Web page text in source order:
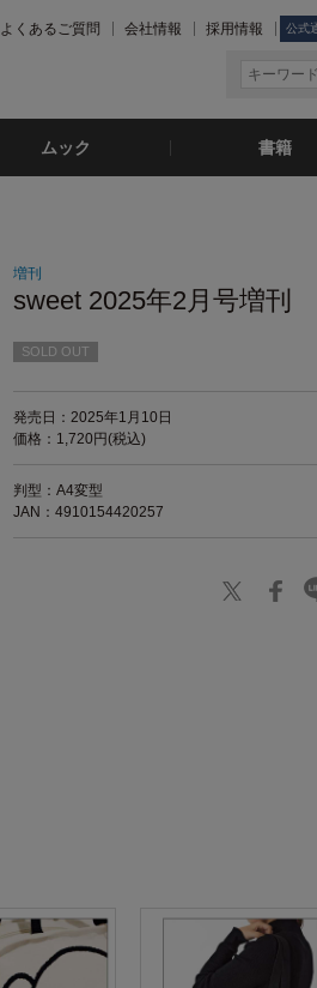
よくあるご質問 会社情報 採用情報 公式
ムック 書籍
増刊
sweet 2025年2月号増刊
SOLD OUT
発売日：2025年1月10日
価格：1,720円(税込)
判型：A4変型
JAN：4910154420257